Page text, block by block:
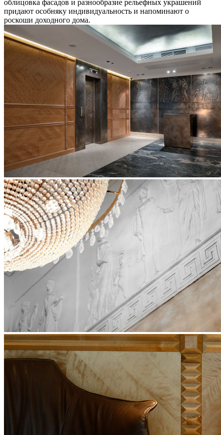
облицовка фасадов и разнообразие рельефных украшений
придают особняку индивидуальность и напоминают о
роскоши доходного дома.